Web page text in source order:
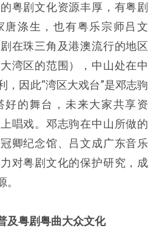
粤剧文化资源丰厚，有粤剧
唐涤生，也有粤乐宗师吕文
在珠三角及港澳流行的地区
湾区的范围），中山处在中
，因此“湾区大戏台”是邓志驹
好的舞台，未来大家共享资
唱戏。邓志驹在中山所做的
卿纪念馆、吕文成广东音乐
对粤剧文化的保护研究，成
及粤剧粤曲大众文化